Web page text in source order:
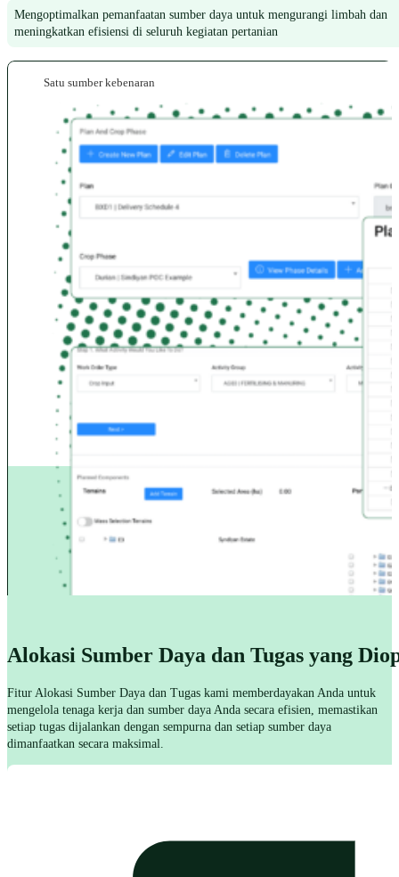
Mengoptimalkan pemanfaatan sumber daya untuk mengurangi limbah dan
meningkatkan efisiensi di seluruh kegiatan pertanian
Satu sumber kebenaran
Cultivate terintegrasi dengan mulus, menangkap operasi secara real-
Alokasi Sumber Daya dan Tugas yang
Fitur Alokasi Sumber Daya dan Tugas kami memberdayakan Anda untuk
mengelola tenaga kerja dan sumber daya Anda secara efisien, memastikan
setiap tugas dijalankan dengan sempurna dan setiap sumber daya
dimanfaatkan secara maksimal.